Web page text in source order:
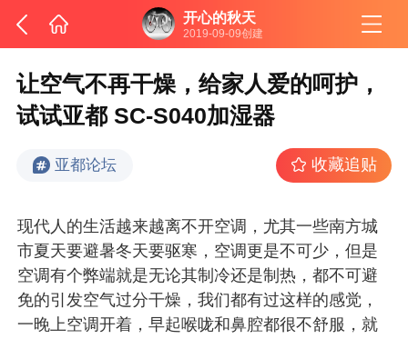
开心的秋天
2019-09-09创建
让空气不再干燥，给家人爱的呵护，
试试亚都 SC-S040加湿器
亚都论坛 收藏追贴
现代人的生活越来越离不开空调，尤其一些南方城
市夏天要避暑冬天要驱寒，空调更是不可少，但是
空调有个弊端就是无论其制冷还是制热，都不可避
免的引发空气过分干燥，我们都有过这样的感觉，
一晚上空调开着，早起喉咙和鼻腔都很不舒服，就